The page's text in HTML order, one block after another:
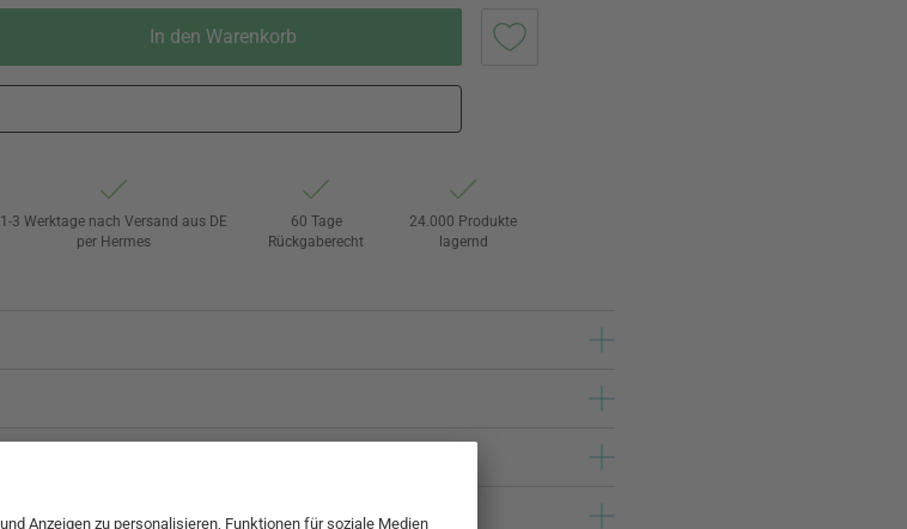
In den Warenkorb
1-3 Werktage nach Versand aus DE
per Hermes
60 Tage
Rückgaberecht
24.000 Produkte
lagernd